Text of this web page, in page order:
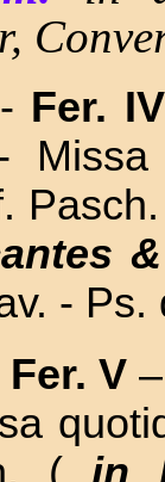
- Fer.
- Ps.
Fer. V –
(in